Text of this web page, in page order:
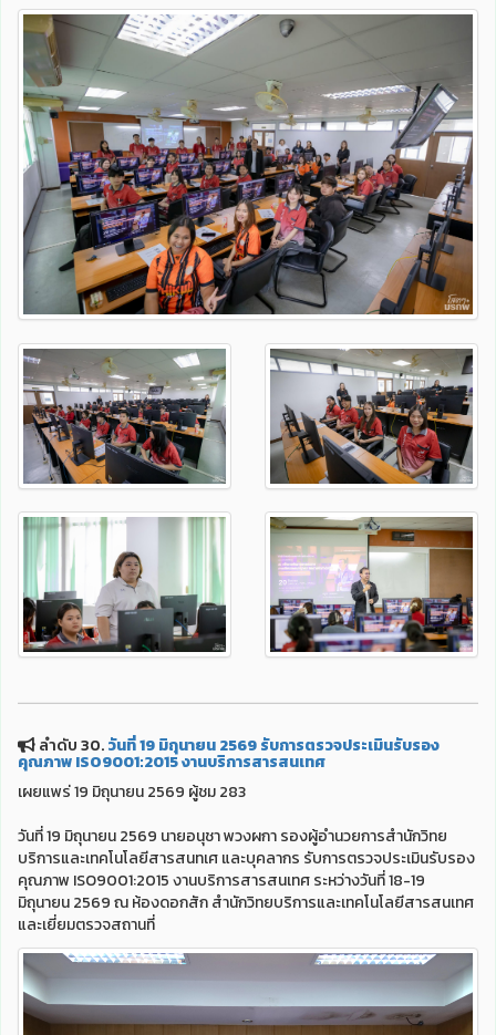
ลำดับ 30.วันที่ 19 มิถุนายน 2569 รับการตรวจประเมินรับรอง
คุณภาพ ISO9001:2015 งานบริการสารสนเทศ
เผยแพร่ 19 มิถุนายน 2569 ผู้ชม 283
วันที่ 19 มิถุนายน 2569 นายอนุชา พวงผกา รองผู้อำนวยการสำนักวิทย
บริการและเทคโนโลยีสารสนทเศ และบุคลากร รับการตรวจประเมินรับรอง
คุณภาพ ISO9001:2015 งานบริการสารสนเทศ ระหว่างวันที่ 18-19
มิถุนายน 2569 ณ ห้องดอกสัก สำนักวิทยบริการและเทคโนโลยีสารสนเทศ
และเยี่ยมตรวจสถานที่